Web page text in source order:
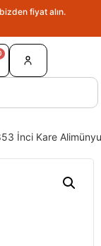
fiyat alın.
İnci Kare